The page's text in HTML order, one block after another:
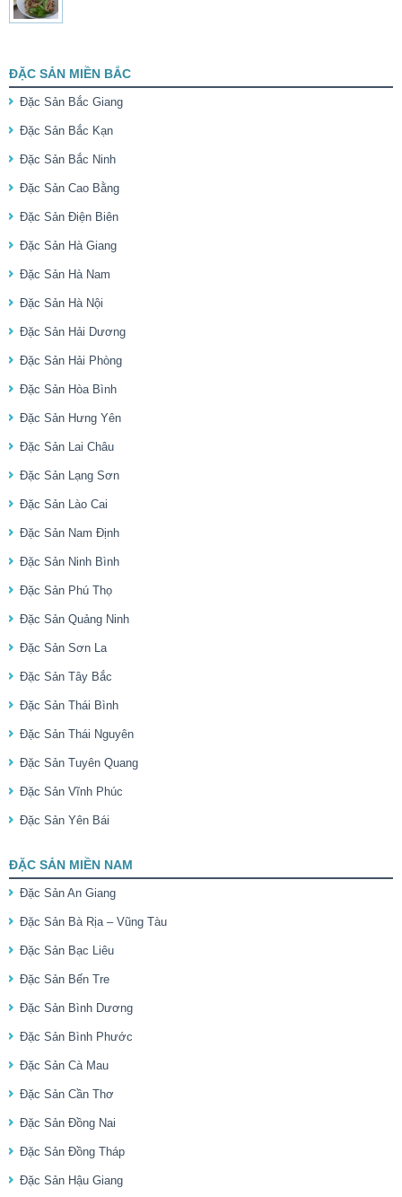
ĐẶC SẢN MIỀN BẮC
Đặc Sản Bắc Giang
Đặc Sản Bắc Kạn
Đặc Sản Bắc Ninh
Đặc Sản Cao Bằng
Đặc Sản Điện Biên
Đặc Sản Hà Giang
Đặc Sản Hà Nam
Đặc Sản Hà Nội
Đặc Sản Hải Dương
Đặc Sản Hải Phòng
Đặc Sản Hòa Bình
Đặc Sản Hưng Yên
Đặc Sản Lai Châu
Đặc Sản Lạng Sơn
Đặc Sản Lào Cai
Đặc Sản Nam Định
Đặc Sản Ninh Bình
Đặc Sản Phú Thọ
Đặc Sản Quảng Ninh
Đặc Sản Sơn La
Đặc Sản Tây Bắc
Đặc Sản Thái Bình
Đặc Sản Thái Nguyên
Đặc Sản Tuyên Quang
Đặc Sản Vĩnh Phúc
Đặc Sản Yên Bái
ĐẶC SẢN MIỀN NAM
Đặc Sản An Giang
Đặc Sản Bà Rịa – Vũng Tàu
Đặc Sản Bạc Liêu
Đặc Sản Bến Tre
Đặc Sản Bình Dương
Đặc Sản Bình Phước
Đặc Sản Cà Mau
Đặc Sản Cần Thơ
Đặc Sản Đồng Nai
Đặc Sản Đồng Tháp
Đặc Sản Hậu Giang